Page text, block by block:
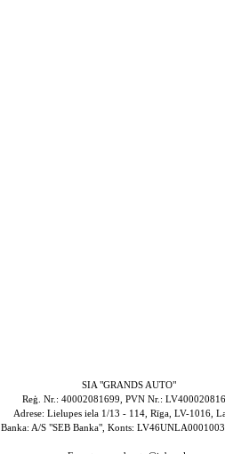
SIA "GRANDS AUTO"
Reģ. Nr.: 40002081699, PVN Nr.:
Adrese: Lielupes iela 1/13 - 114, Rīga, LV-1016,
Banka: A/S "SEB Banka", Konts: